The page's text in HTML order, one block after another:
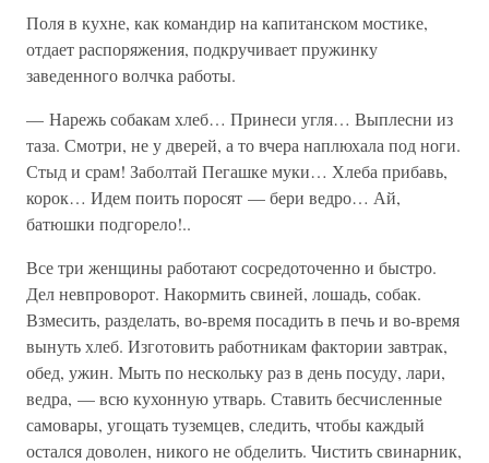
Поля в кухне, как командир на капитанском мостике,
отдает распоряжения, подкручивает пружинку
заведенного волчка работы.
— Нарежь собакам хлеб… Принеси угля… Выплесни из
таза. Смотри, не у дверей, а то вчера наплюхала под ноги.
Стыд и срам! Заболтай Пегашке муки… Хлеба прибавь,
корок… Идем поить поросят — бери ведро… Ай,
батюшки подгорело!..
Все три женщины работают сосредоточенно и быстро.
Дел невпроворот. Накормить свиней, лошадь, собак.
Взмесить, разделать, во-время посадить в печь и во-время
вынуть хлеб. Изготовить работникам фактории завтрак,
обед, ужин. Мыть по нескольку раз в день посуду, лари,
ведра, — всю кухонную утварь. Ставить бесчисленные
самовары, угощать туземцев, следить, чтобы каждый
остался доволен, никого не обделить. Чистить свинарник,